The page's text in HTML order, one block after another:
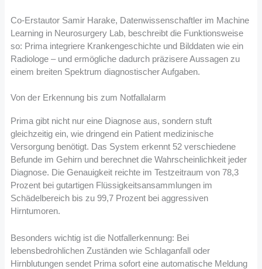
Co-Erstautor Samir Harake, Datenwissenschaftler im Machine
Learning in Neurosurgery Lab, beschreibt die Funktionsweise
so: Prima integriere Krankengeschichte und Bilddaten wie ein
Radiologe – und ermögliche dadurch präzisere Aussagen zu
einem breiten Spektrum diagnostischer Aufgaben.
Von der Erkennung bis zum Notfallalarm
Prima gibt nicht nur eine Diagnose aus, sondern stuft
gleichzeitig ein, wie dringend ein Patient medizinische
Versorgung benötigt. Das System erkennt 52 verschiedene
Befunde im Gehirn und berechnet die Wahrscheinlichkeit jeder
Diagnose. Die Genauigkeit reichte im Testzeitraum von 78,3
Prozent bei gutartigen Flüssigkeitsansammlungen im
Schädelbereich bis zu 99,7 Prozent bei aggressiven
Hirntumoren.
Besonders wichtig ist die Notfallerkennung: Bei
lebensbedrohlichen Zuständen wie Schlaganfall oder
Hirnblutungen sendet Prima sofort eine automatische Meldung